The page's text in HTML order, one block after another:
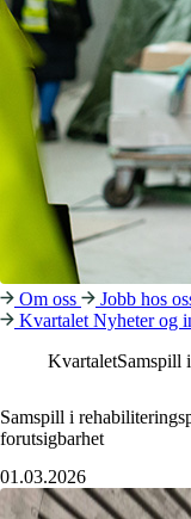
Om oss Jobb hos
Kvartalet Nyheter og
KvartaletSamspill
Samspill i
forutsigbarhet
01.03.2026